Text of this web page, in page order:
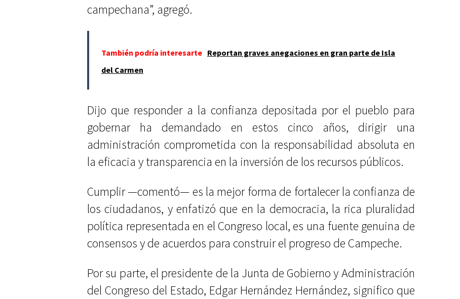
campechana”, agregó.
También podría interesarte Reportan graves anegaciones en gran parte de Isla
del Carmen
Dijo que responder a la confianza depositada por el pueblo para
gobernar ha demandado en estos cinco años, dirigir una
administración comprometida con la responsabilidad absoluta en
la eficacia y transparencia en la inversión de los recursos públicos.
Cumplir —comentó— es la mejor forma de fortalecer la confianza de
los ciudadanos, y enfatizó que en la democracia, la rica pluralidad
política representada en el Congreso local, es una fuente genuina de
consensos y de acuerdos para construir el progreso de Campeche.
Por su parte, el presidente de la Junta de Gobierno y Administración
del Congreso del Estado, Edgar Hernández Hernández, significo que